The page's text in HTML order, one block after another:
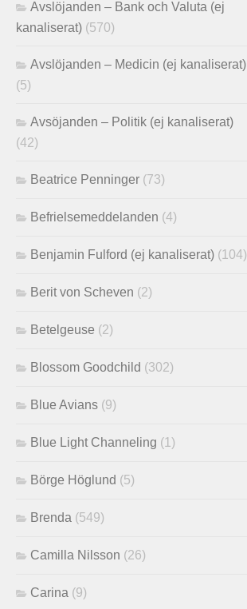
Avslöjanden – Bank och Valuta (ej
kanaliserat) (570)
Avslöjanden – Medicin (ej kanaliserat)
(5)
Avsöjanden – Politik (ej kanaliserat)
(42)
Beatrice Penninger (73)
Befrielsemeddelanden (4)
Benjamin Fulford (ej kanaliserat) (104)
Berit von Scheven (2)
Betelgeuse (2)
Blossom Goodchild (302)
Blue Avians (9)
Blue Light Channeling (1)
Börge Höglund (5)
Brenda (549)
Camilla Nilsson (26)
Carina (9)